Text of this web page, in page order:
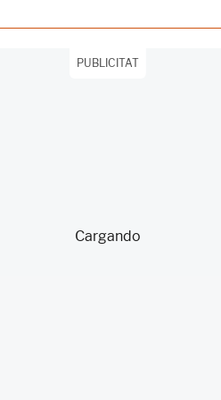
PUBLICITAT